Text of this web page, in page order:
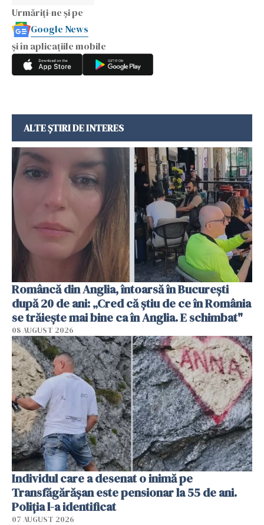
Urmăriți-ne și pe
Google News
și în aplicațiile mobile
ALTE ȘTIRI DE INTERES
Româncă din Anglia, întoarsă în București
după 20 de ani: „Cred că știu de ce în România
se trăiește mai bine ca în Anglia. E schimbat"
08 AUGUST 2026
Individul care a desenat o inimă pe
Transfăgărășan este pensionar la 55 de ani.
Poliția l-a identificat
07 AUGUST 2026